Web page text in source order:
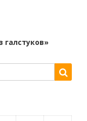
галстуков»